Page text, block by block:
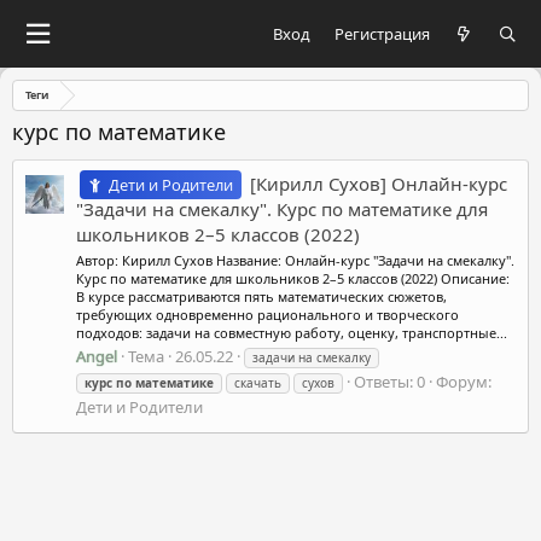
Вход Регистрация
Теги
курс по математике
Дети и Родители
[Кирилл Сухов] Онлайн-курс
"Задачи на смекалку". Курс по математике для
школьников 2–5 классов (2022)
Автор: Кирилл Сухов Название: Онлайн-курс "Задачи на смекалку".
Курс по математике для школьников 2–5 классов (2022) Описание:
В курсе рассматриваются пять математических сюжетов,
требующих одновременно рационального и творческого
подходов: задачи на совместную работу, оценку, транспортные...
Angel Тема 26.05.22
задачи на смекалку
курс по математике скачать сухов Ответы: 0 Форум:
Дети и Родители